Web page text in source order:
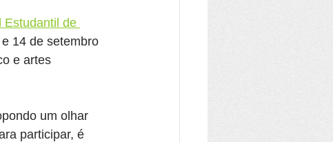
Estudantil de
14 de setembro
e artes
um olhar
participar, é